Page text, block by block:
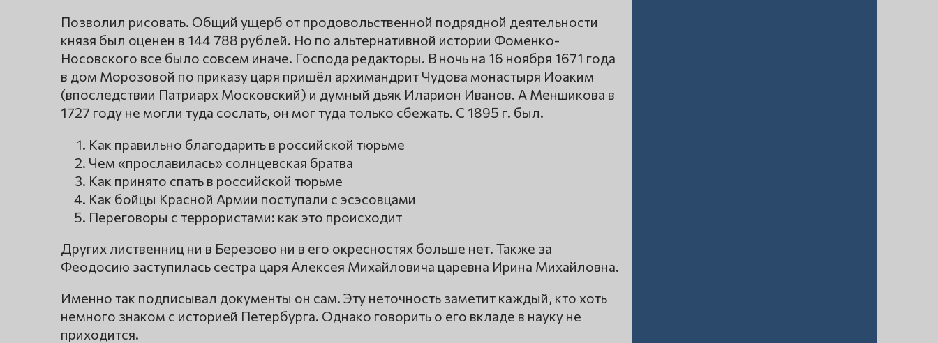
Позволил рисовать. Общий ущерб от продовольственной подрядной деятельности
князя был оценен в 144 788 рублей. Но по альтернативной истории Фоменко-
Носовского все было совсем иначе. Господа редакторы. В ночь на 16 ноября 1671 года
в дом Морозовой по приказу царя пришёл архимандрит Чудова монастыря Иоаким
(впоследствии Патриарх Московский) и думный дьяк Иларион Иванов. А Меншикова в
1727 году не могли туда сослать, он мог туда только сбежать. С 1895 г. был.
Как правильно благодарить в российской тюрьме
Чем «прославилась» солнцевская братва
Как принято спать в российской тюрьме
Как бойцы Красной Армии поступали с эсэсовцами
Переговоры с террористами: как это происходит
Других лиственниц ни в Березово ни в его окресностях больше нет. Также за
Феодосию заступилась сестра царя Алексея Михайловича царевна Ирина Михайловна.
Именно так подписывал документы он сам. Эту неточность заметит каждый, кто хоть
немного знаком с историей Петербурга. Однако говорить о его вкладе в науку не
приходится.